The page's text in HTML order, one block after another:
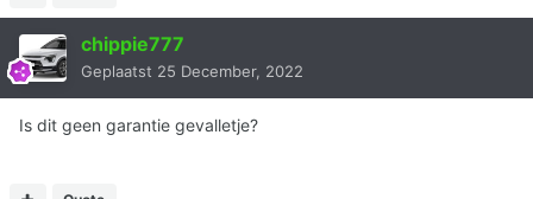
chippie777
Geplaatst 25 December, 2022
Is dit geen garantie gevalletje?